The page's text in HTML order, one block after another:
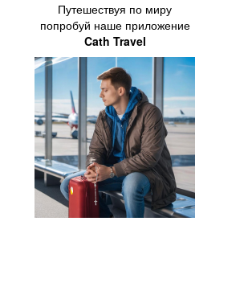
Путешествуя по миру
попробуй наше приложение
Cath Travel